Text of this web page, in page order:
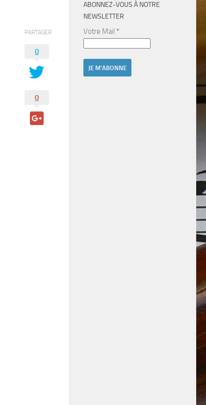
PARTAGER
0
0
ABONNEZ-VOUS À NOTRE
NEWSLETTER
Votre Mail *